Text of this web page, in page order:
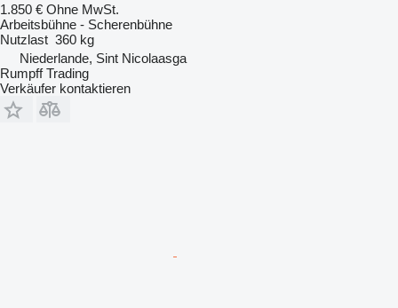
1.850 € Ohne MwSt.
Arbeitsbühne - Scherenbühne
Nutzlast 360 kg
Niederlande, Sint Nicolaasga
Rumpff Trading
Verkäufer kontaktieren